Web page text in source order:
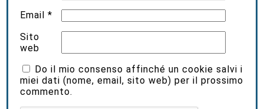
Email*
Sito
web
Do il mio consenso affinché un cookie salvi i
miei dati (nome, email, sito web) per il prossimo
commento.